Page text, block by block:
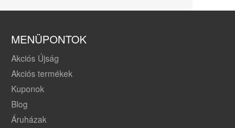
MENÜPONTOK
Akciós Újság
Akciós termékek
Kuponok
Blog
Áruházak